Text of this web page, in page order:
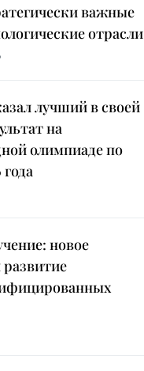
важные
отрасли
лучший в своей
на
олимпиаде по
новое